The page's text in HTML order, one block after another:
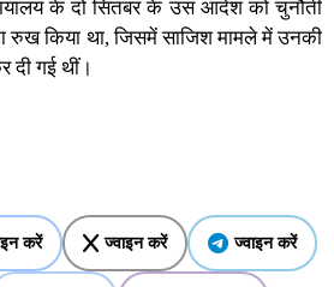
के दो सितंबर के उस आदेश को चुनौती
रुख किया था, जिसमें साजिश मामले में उनकी
दी गई थीं।
करें ज्वाइन करें ज्वाइन करें